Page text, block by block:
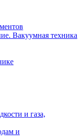
Вакуумная техника
и газа,
и